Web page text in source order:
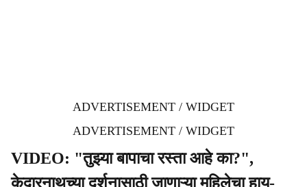
ADVERTISEMENT / WIDGET
ADVERTISEMENT / WIDGET
VIDEO: "तुझ्या बापाचा रस्ता आहे का?",
केदारनाथच्या दर्शनासाठी जाणाऱ्या महिलेचा हाय-